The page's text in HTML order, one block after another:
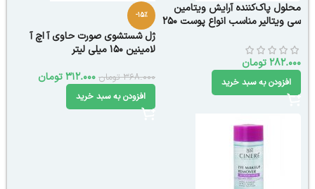
محلول پاک‌کننده آرایش ویتامین
سی ویتالیر مناسب انواع پوست 250
282.000تومان
افزودن به سبد خرید
-15%
ژل شستشوی صورت حاوی آ اچ آ
لامینین 150 میلی لیتر
368.000 تومان 312.000تومان
افزودن به سبد خرید